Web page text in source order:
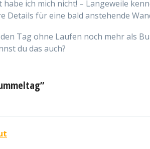
ich mich nicht! – Langeweile
Details für eine bald anstehende
Tag ohne Laufen noch mehr als
du das auch?